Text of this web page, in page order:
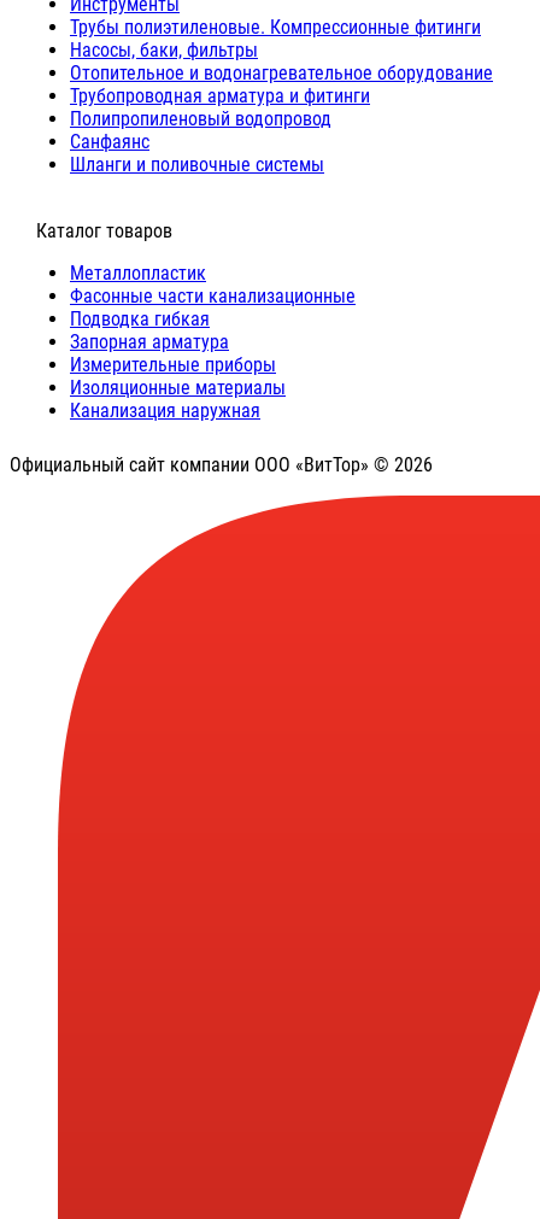
Трубы полиэтиленовые. Компрессионные фитинги
Насосы, баки, фильтры
Отопительное и водонагревательное оборудование
Трубопроводная арматура и фитинги
Полипропиленовый водопровод
Санфаянс
Шланги и поливочные системы
⠀Каталог товаров
Металлопластик
Фасонные части канализационные
Подводка гибкая
Запорная арматура
Измерительные приборы
Изоляционные материалы
Канализация наружная
Официальный сайт компании ООО «ВитТор» © 2026